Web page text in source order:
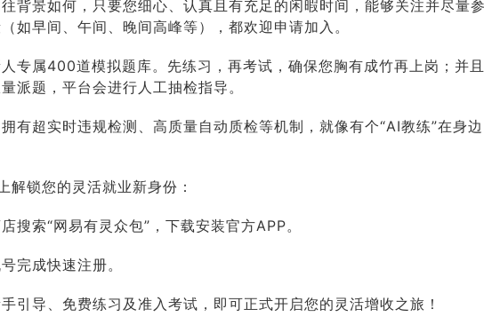
背景如何，只要您细心、认真且有充足的闲暇时间，能够关注并尽量
如早间、午间、晚间高峰等），都欢迎申请加入。
专属400道模拟题库。先练习，再考试，确保您胸有成竹再上岗；并
派题，平台会进行人工抽检指导。
有超实时违规检测、高质量自动质检等机制，就像有个“AI教练”在身
解锁您的灵活就业新身份：
搜索“网易有灵众包”，下载安装官方APP。
完成快速注册。
引导、免费练习及准入考试，即可正式开启您的灵活增收之旅！